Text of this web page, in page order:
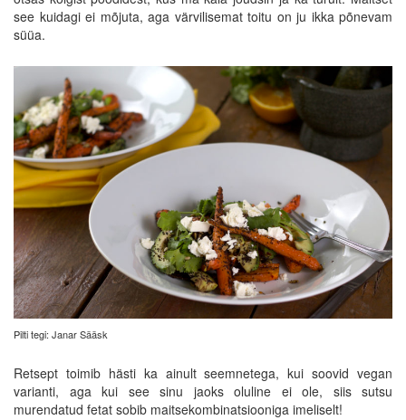
see kuidagi ei mõjuta, aga värvilisemat toitu on ju ikka põnevam
süüa.
Pilti tegi: Janar Sääsk
Retsept toimib hästi ka ainult seemnetega, kui soovid vegan
varianti, aga kui see sinu jaoks oluline ei ole, siis sutsu
murendatud fetat sobib maitsekombinatsiooniga imeliselt!